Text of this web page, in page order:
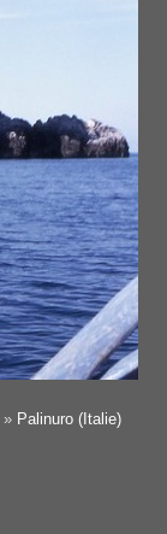
» Palinuro (Italie)